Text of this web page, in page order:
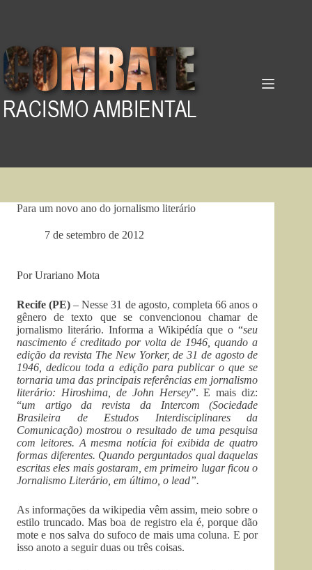
Para um novo ano do jornalismo literário
7 de setembro de 2012
Por Urariano Mota
Recife (PE) – Nesse 31 de agosto, completa 66 anos o
gênero de texto que se convencionou chamar de
jornalismo literário. Informa a Wikipédía que o “seu
nascimento é creditado por volta de 1946, quando a
edição da revista The New Yorker, de 31 de agosto de
1946, dedicou toda a edição para publicar o que se
tornaria uma das principais referências em jornalismo
literário: Hiroshima, de John Hersey”. E mais diz:
“um artigo da revista da Intercom (Sociedade
Brasileira de Estudos Interdisciplinares da
Comunicação) mostrou o resultado de uma pesquisa
com leitores. A mesma notícia foi exibida de quatro
formas diferentes. Quando perguntados qual daquelas
escritas eles mais gostaram, em primeiro lugar ficou o
Jornalismo Literário, em último, o lead”.
As informações da wikipedia vêm assim, meio sobre o
estilo truncado. Mas boa de registro ela é, porque dão
mote e nos salva do sufoco de mais uma coluna. E por
isso anoto a seguir duas ou três coisas.